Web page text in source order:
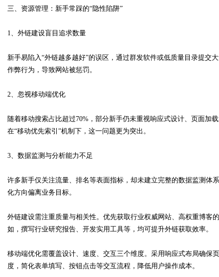
三、资源管理：新手常踩的“隐性陷阱”
1、外链建设盲目追求数量
新手易陷入“外链越多越好”的误区，通过群发软件或低质量目录提交
作弊行为，导致网站被惩罚。
2、忽视移动端优化
随着移动搜索占比超过70%，部分新手仍未重视响应式设计、页面加
在“移动优先索引”机制下，这一问题更为突出。
3、数据监测与分析能力不足
许多新手仅关注流量、排名等表面指标，却未建立完整的数据监测体
化方向偏离业务目标。
外链建设需注重质量与相关性。优先获取行业权威网站、高权重博客
如，撰写行业研究报告、开发实用工具等，均可提升外链获取效率。
移动端优化需覆盖设计、速度、交互三个维度。采用响应式布局确保
度，简化表单填写、按钮点击等交互流程，降低用户操作成本。